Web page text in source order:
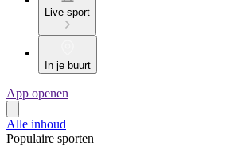
Live sport
In je buurt
App openen
Alle inhoud
Populaire sporten